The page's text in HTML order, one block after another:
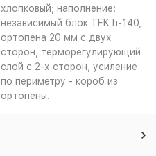
хлопковый; наполнение:
независимый блок TFK h-140,
ортопена 20 мм с двух
сторон, терморегулирующий
слой с 2-х сторон, усиление
по периметру - короб из
ортопены.